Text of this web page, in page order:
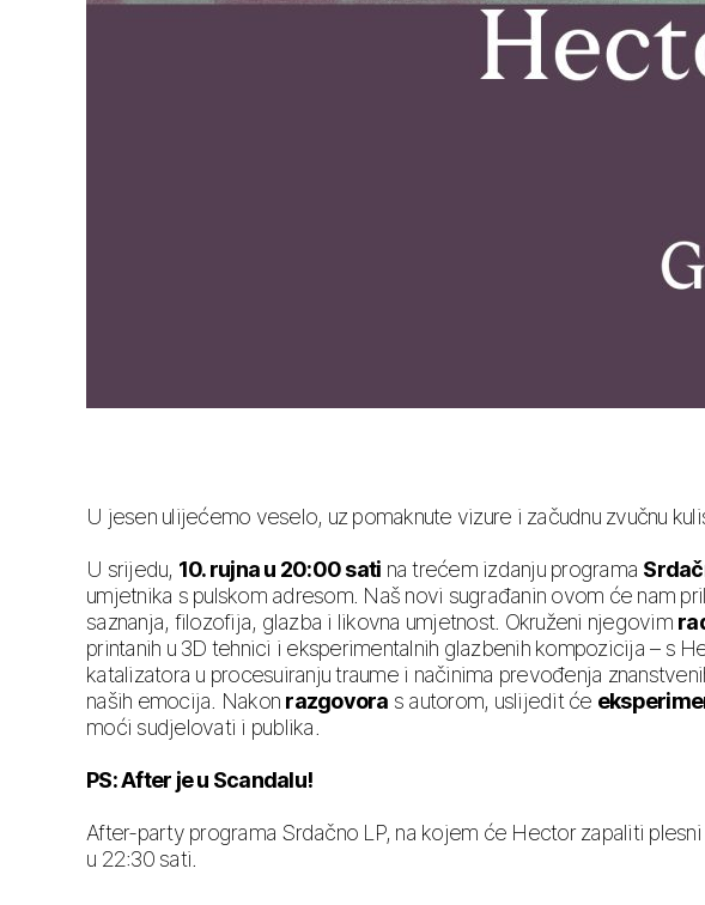
U jesen ulijećemo veselo, uz pomaknute vizure i začudnu zvučnu
U srijedu, 10. rujna u 20:00 sati na trećem izdanju programa
umjetnika s pulskom adresom. Naš novi sugrađanin ovom će nam
saznanja, filozofija, glazba i likovna umjetnost. Okruženi njegovim
printanih u 3D tehnici i eksperimentalnih glazbenih kompozicija – s
katalizatora u procesuiranju traume i načinima prevođenja
naših emocija. Nakon razgovora s autorom, uslijedit će
moći sudjelovati i publika.
PS: After je u Scandalu!
After-party programa Srdačno LP, na kojem će Hector zapaliti
u 22:30 sati.